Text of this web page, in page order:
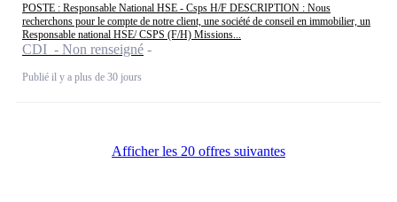
POSTE : Responsable National HSE - Csps H/F DESCRIPTION : Nous
recherchons pour le compte de notre client, une société de conseil en immobilier, un
Responsable national HSE/ CSPS (F/H) Missions...
CDI - Non renseigné
Publié il y a plus de 30 jours
Afficher les 20 offres suivantes